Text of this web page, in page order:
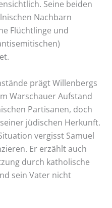
Seine beiden
Nachbarn
Flüchtlinge und
prägt Willenbergs
Warschauer Aufstand
Partisanen, doch
jüdischen Herkunft.
vergisst Samuel
Er erzählt auch
durch katholische
sein Vater nicht